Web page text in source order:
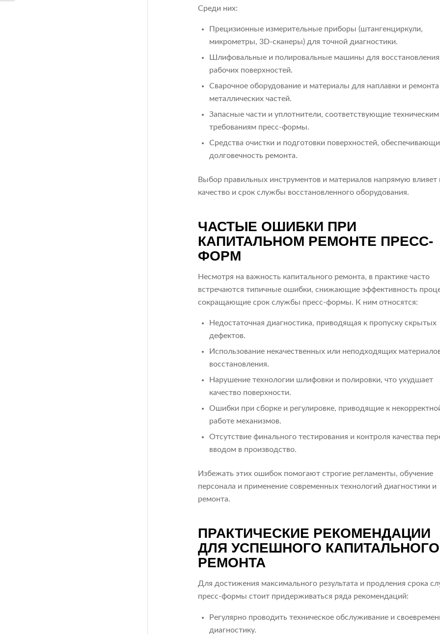
Среди них:
Прецизионные измерительные приборы (штангенциркули,
микрометры, 3D-сканеры) для точной диагностики.
Шлифовальные и полировальные машины для восстановления
рабочих поверхностей.
Сварочное оборудование и материалы для наплавки и ремонта
металлических частей.
Запасные части и уплотнители, соответствующие техническим
требованиям пресс-формы.
Средства очистки и подготовки поверхностей,
долговечность ремонта.
Выбор правильных инструментов и материалов напрямую влияет
качество и срок службы восстановленного оборудования.
ЧАСТЫЕ ОШИБКИ ПРИ
КАПИТАЛЬНОМ РЕМОНТЕ ПРЕСС-
ФОРМ
Несмотря на важность капитального ремонта, в практике часто
встречаются типичные ошибки, снижающие эффективность
сокращающие срок службы пресс-формы. К ним относятся:
Недостаточная диагностика, приводящая к пропуску скрытых
дефектов.
Использование некачественных или неподходящих
восстановления.
Нарушение технологии шлифовки и полировки, что ухудшает
качество поверхности.
Ошибки при сборке и регулировке, приводящие к
работе механизмов.
Отсутствие финального тестирования и контроля качества
вводом в производство.
Избежать этих ошибок помогают строгие регламенты, обучение
персонала и применение современных технологий диагностики и
ремонта.
ПРАКТИЧЕСКИЕ РЕКОМЕНДАЦИИ
ДЛЯ УСПЕШНОГО КАПИТАЛЬНОГО
РЕМОНТА
Для достижения максимального результата и продления срока
пресс-формы стоит придерживаться ряда рекомендаций:
Регулярно проводить техническое обслуживание и
диагностику.